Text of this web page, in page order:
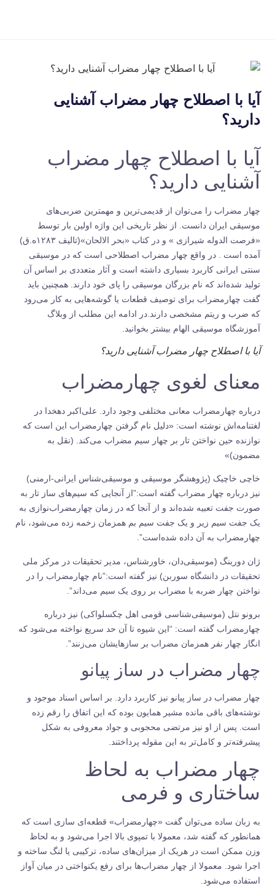
آیا با اصطلاح چهار مضراب آشنایی
دارید؟
آیا با اصطلاح چهار مضراب
آشنایی دارید؟
چهار مضراب را می‌‌توان از قدیمی‌‌ترین و مهمترین ضربی‌های
موسیقی‌ ایران دانست. از نظر تاریخی این واژه اولین بار توسط
«فرصت الدوله شیرازی » و در کتاب «بحر الالحان»(تالیف ۱۲۸۳ه.ق)
آمده است . در واقع چهار مضراب اصطلاحی است که در موسیقی
سنتی ایرانی کاربرد بسیاری داشته است و آثار متعددی بر اساس آن
تولید شده‌اند که نام بزرگان موسیقی را پای خود دارند. همچنین باید
گفت چهارمضراب برای توصیف قطعات یا گوشه‌هایی به کار می‌رود
که ضرب و ریتم مشخصی دارند.در ادامه این مطلب از وبلاگ
آموزشگاه موسیقی الهام بیشتر بخوانید.
آیا با اصطلاح چهار مضراب آشنایی دارید؟
معنای لغوی چهارمضراب
درباره چهارمضراب معانی مختلفی وجود دارد. علی‌اکبر دهخدا در
لغتنامه‌‌اش نوشته است: «دلیل نام گرفتن چهارمضراب این است که
نوازنده حین نواختن تار بر چهار سیم مضراب می‌کند. (نقل به
مضمون)»
خاچی خاچیک (پژوهشگر موسیقی و موسیقی‌شناس ایرانی-ارمنی)
نیز درباره چهار مضراب گفته است:”از آنجایی که سیم‌های ساز تار به
صورت جفت تعبیه شده‌اند و از آنجا که در زمان چهارمضراب‌نوازی به
یک جفت سیم زیر و یک جفت سیم بم‌ همزمان زخمه زده می‌شود، نام
چهارمضراب به آن داده شده‌است”.
ژان دورینگ (موسیقی‌دان، خاورشناس، مدیر تحقیقات در مرکز ملی
تحقیقات در دانشگاه سوربن) نیز گفته است:”نام چهارمضراب را در
نواختن چهار ضربه با مضراب بر روی یک سیم می‌داند”.
برونو نتل (موسیقی‌شناسی قومی اهل چکسلواکی) نیز درباره
چهارمضراب گفته است: “این شیوه تا آن حد سریع نواخته می‌شود که
انگار چهار نفر همزمان مضراب بر سازهایشان می‌زنند”.
چهار مضراب در ساز پیانو
چهار مضراب در ساز پیانو نیز کاربرد دارد. بر اساس اسناد موجود و
نوشته‌های باقی مانده مشیر همایون بوده که این اتفاق را رقم زده
است. پس از او نیز مرتضی محجوبی و جواد معروفی به شکل
پیشرفته‌تر و کامل‌تر به این مقوله پرداختند.
چهار مضراب به لحاظ
ساختاری و فرمی
به زبان ساده می‌توان گفت «چهارمضراب» قطعه‌ای سازی است که
همانطور که گفته شد، معمولا با تمپوی بالا اجرا می‌شود و به لحاظ
وزن ممکن است در هریک از میزان‌های ساده، ترکیبی یا لنگ ساخته و
اجرا شود. معمولا از چهار مضراب‌ها برای رفع یکنواختی در میان آواز
استفاده می‌شود.